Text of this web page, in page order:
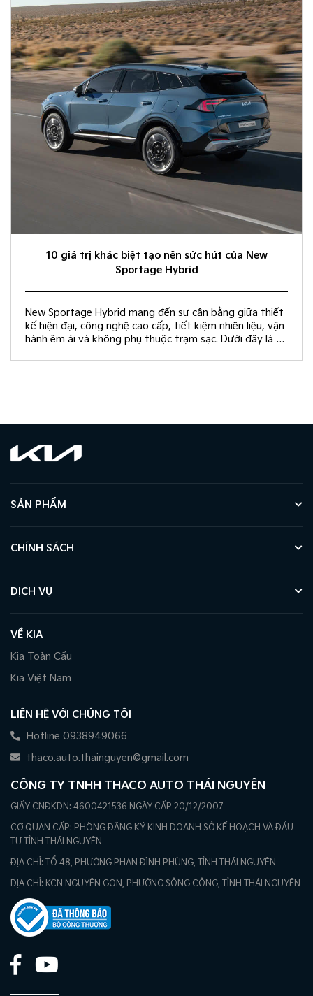
10 giá trị khác biệt tạo nên sức hút của New
Sportage Hybrid
New Sportage Hybrid mang đến sự cân bằng giữa thiết
kế hiện đại, công nghệ cao cấp, tiết kiệm nhiên liệu, vận
hành êm ái và không phụ thuộc trạm sạc. Dưới đây là 10
SẢN PHẨM
CHÍNH SÁCH
DỊCH VỤ
VỀ KIA
Kia Toàn Cầu
Kia Việt Nam
LIÊN HỆ VỚI CHÚNG TÔI
Hotline 0938949066
thaco.auto.thainguyen@gmail.com
CÔNG TY TNHH THACO AUTO THÁI NGUYÊN
GIẤY CNĐKDN: 4600421536 NGÀY CẤP 20/12/2007
CƠ QUAN CẤP: PHÒNG ĐĂNG KÝ KINH DOANH SỞ KẾ HOẠCH VÀ ĐẦU
TƯ TỈNH THÁI NGUYÊN
ĐỊA CHỈ: TỔ 48, PHƯỜNG PHAN ĐÌNH PHÙNG, TỈNH THÁI NGUYÊN
ĐỊA CHỈ: KCN NGUYÊN GON, PHƯỜNG SÔNG CÔNG, TỈNH THÁI NGUYÊN